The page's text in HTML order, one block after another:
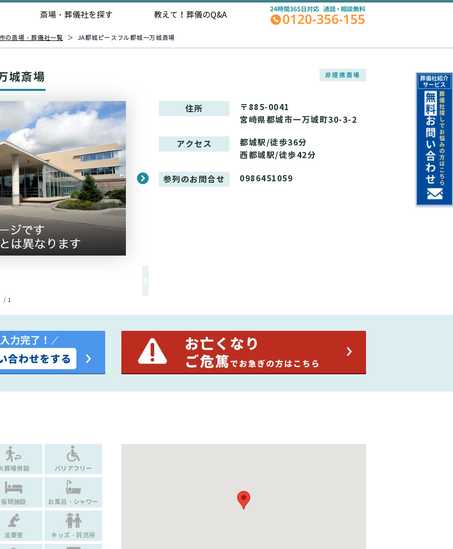
斎場・葬儀社を探す 教えて！ 葬儀のQ&A
の斎場・葬儀社一覧 ＞ JA都城ピースフル都城一万城斎場
城斎場 非提携斎場
/ 1
住所
〒885-0041
宮崎県都城市一万城町30-3-2
アクセス
都城駅/徒歩36分
西都城駅/徒歩42分
参列のお問合せ 0986451059
葬場併設 バリアフリー
仮眠施設 お風呂・シャワー
法要室 キッズ・託児所